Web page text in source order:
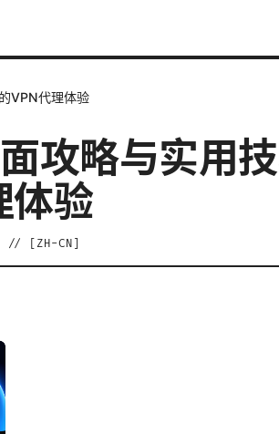
VPN代理体验
攻略与实用
体验
// [ ZH-CN